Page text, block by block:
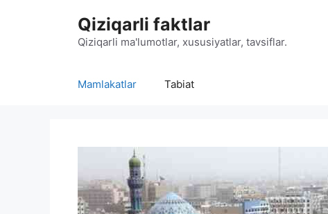
Qiziqarli faktlar
Qiziqarli ma'lumotlar, xususiyatlar, tavsiflar.
Mamlakatlar Tabiat